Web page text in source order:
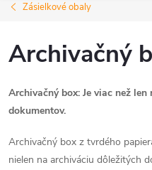
Zásielkové obaly
Archivačný
Archivačný box: Je viac než
dokumentov.
Archivačný box z tvrdého
nielen na archiváciu dôležitých